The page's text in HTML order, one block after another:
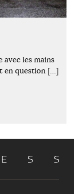
avec les mains
en question […]